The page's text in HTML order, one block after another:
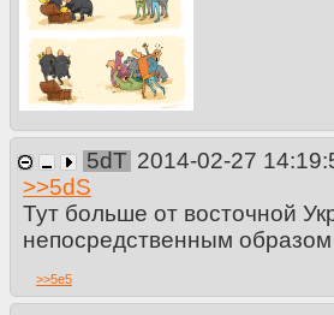
5dT 2014-02-27
>>5dS
Тут больше от восточной
непосредственным образом
>>5e5